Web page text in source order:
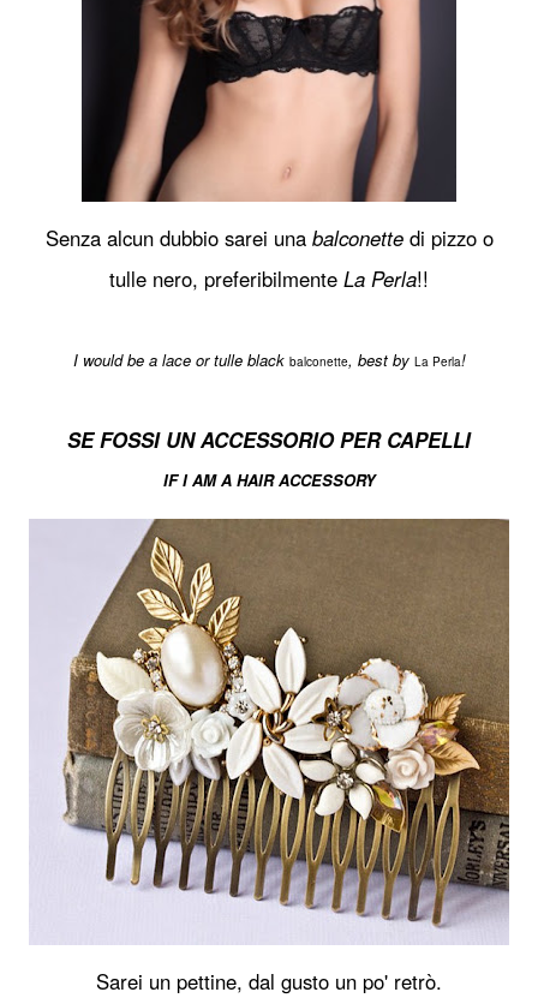
Senza alcun dubbio sarei una balconette di pizzo o
tulle nero, preferibilmente La Perla!!
I would be a lace or tulle black balconette, best by La Perla!
SE FOSSI UN ACCESSORIO PER CAPELLI
IF I AM A HAIR ACCESSORY
Sarei un pettine, dal gusto un po' retrò.